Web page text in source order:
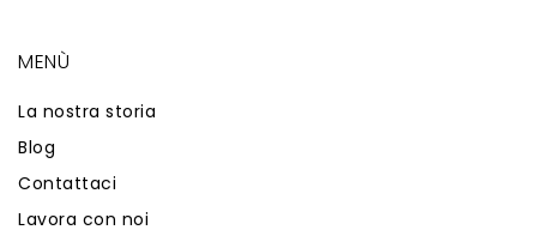
MENÙ
La nostra storia
Blog
Contattaci
Lavora con noi